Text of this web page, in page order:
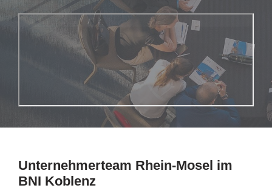
Unternehmerteam Rhein-Mosel im
BNI Koblenz